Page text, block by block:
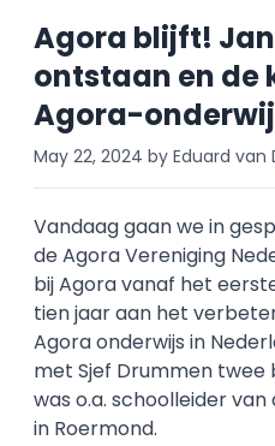
Agora blijft!
ontstaan en de
Agora-
May 22, 2024 by Eduard van
Vandaag gaan we in
de Agora Vereniging
bij Agora vanaf het
tien jaar aan het
Agora onderwijs in
met Sjef Drummen twee
was o.a. schoolleider
in Roermond.